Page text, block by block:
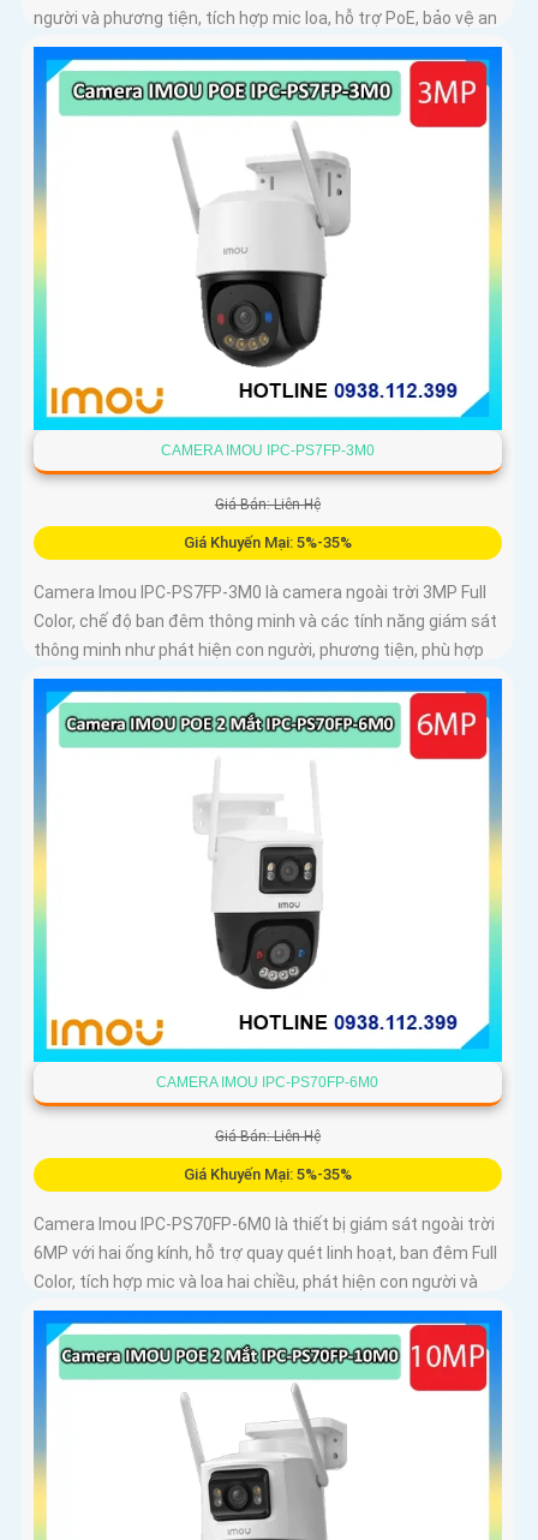
người và phương tiện, tích hợp mic loa, hỗ trợ PoE, bảo vệ an
ninh toàn diện
CAMERA IMOU IPC-PS7FP-3M0
Giá Bán: Liên Hệ
Giá Khuyến Mại: 5%-35%
Camera Imou IPC-PS7FP-3M0 là camera ngoài trời 3MP Full
Color, chế độ ban đêm thông minh và các tính năng giám sát
thông minh như phát hiện con người, phương tiện, phù hợp
lắp đặt tại nhà, văn phòng hoặc cửa hàng, bảo vệ an ninh
hiệu quả
CAMERA IMOU IPC-PS70FP-6M0
Giá Bán: Liên Hệ
Giá Khuyến Mại: 5%-35%
Camera Imou IPC-PS70FP-6M0 là thiết bị giám sát ngoài trời
6MP với hai ống kính, hỗ trợ quay quét linh hoạt, ban đêm Full
Color, tích hợp mic và loa hai chiều, phát hiện con người và
phương tiện, phù hợp lắp đặt cho gia đình, cửa hàng và văn
phòng